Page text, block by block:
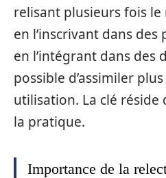
relisant plusieurs fois le
en l’inscrivant dans des
en l’intégrant dans des
possible d’assimiler
utilisation. La clé
la pratique.
Importance de la